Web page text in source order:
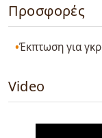
Προσφορές
Έκπτωση για
Video